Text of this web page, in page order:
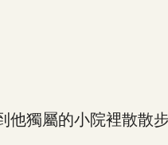
屬的小院裡散散